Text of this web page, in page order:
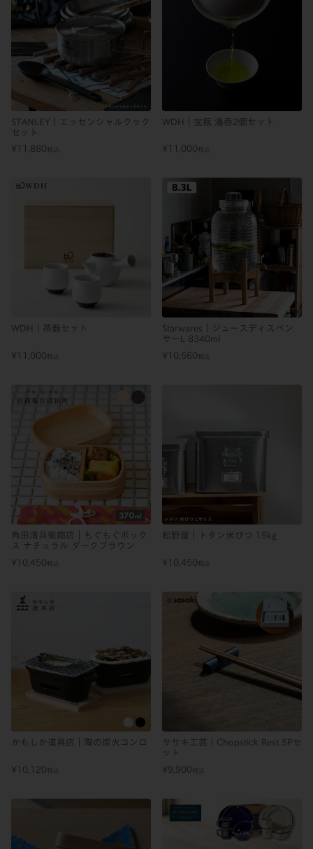
STANLEY｜エッセンシャルクック
セット
¥ 11,880 税込
WDH｜宝瓶 湯呑2個セット
¥ 11,000 税込
WDH｜茶器セット
¥ 11,000 税込
Starwares｜ジュースディスペン
サーL 8340ml
¥ 10,560 税込
角田清兵衛商店｜もぐもぐボック
ス ナチュラル ダークブラウン
¥ 10,450 税込
松野屋｜トタン米びつ 15kg
¥ 10,450 税込
かもしか道具店｜陶の炭火コンロ
¥ 10,120 税込
ササキ工芸｜Chopstick Rest 5Pセ
ット
¥9,900 税込